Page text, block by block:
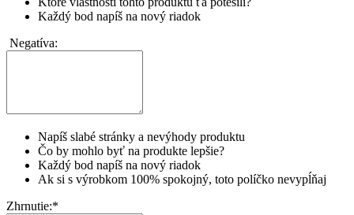
Každý bod napíš na nový riadok
Negatíva:
Napíš slabé stránky a nevýhody produktu
Čo by mohlo byť na produkte lepšie?
Každý bod napíš na nový riadok
Ak si s výrobkom 100% spokojný, toto políčko nevypĺňaj
Zhrnutie:*